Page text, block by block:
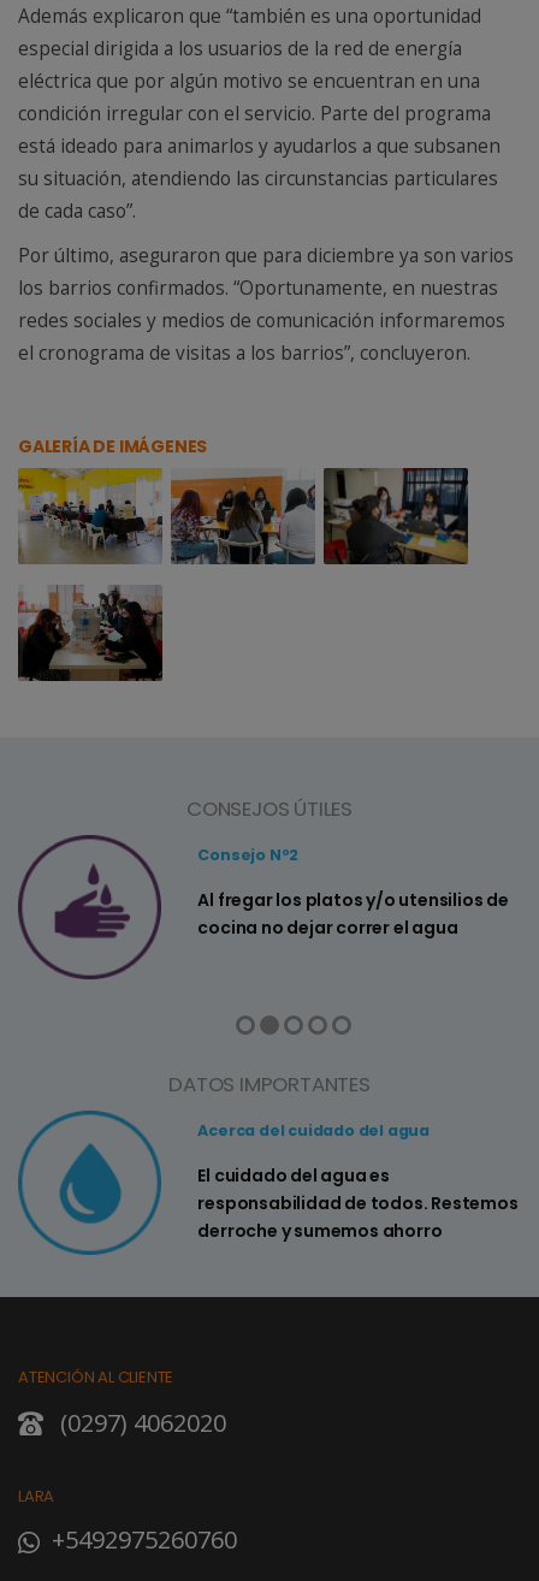
Además explicaron que “también es una oportunidad
especial dirigida a los usuarios de la red de energía
eléctrica que por algún motivo se encuentran en una
condición irregular con el servicio. Parte del programa
está ideado para animarlos y ayudarlos a que subsanen
su situación, atendiendo las circunstancias particulares
de cada caso”.
Por último, aseguraron que para diciembre ya son varios
los barrios confirmados. “Oportunamente, en nuestras
redes sociales y medios de comunicación informaremos
el cronograma de visitas a los barrios”, concluyeron.
GALERÍA DE IMÁGENES
CONSEJOS ÚTILES
Consejo Nº2
Al fregar los platos y/o utensilios de
cocina no dejar correr el agua
DATOS IMPORTANTES
Acerca del cuidado del agua
El cuidado del agua es
responsabilidad de todos. Restemos
derroche y sumemos ahorro
ATENCIÓN AL CLIENTE
(0297) 4062020
LARA
+5492975260760